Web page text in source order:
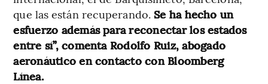
que las están recuperando. Se ha hecho un
esfuerzo además para reconectar los estados
entre sí”, comenta Rodolfo Ruiz, abogado
aeronáutico en contacto con Bloomberg
Línea.